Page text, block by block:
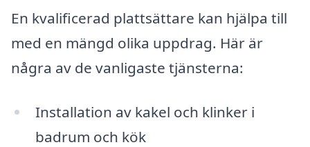
En kvalificerad plattsättare kan hjälpa till
med en mängd olika uppdrag. Här är
några av de vanligaste tjänsterna:
Installation av kakel och klinker i
badrum och kök